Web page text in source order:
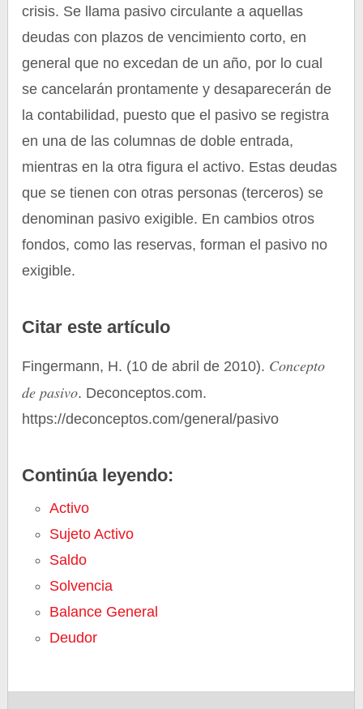
crisis. Se llama pasivo circulante a aquellas
deudas con plazos de vencimiento corto, en
general que no excedan de un año, por lo cual
se cancelarán prontamente y desaparecerán de
la contabilidad, puesto que el pasivo se registra
en una de las columnas de doble entrada,
mientras en la otra figura el activo. Estas deudas
que se tienen con otras personas (terceros) se
denominan pasivo exigible. En cambios otros
fondos, como las reservas, forman el pasivo no
exigible.
Citar este artículo
Fingermann, H. (10 de abril de 2010). Concepto
de pasivo. Deconceptos.com.
https://deconceptos.com/general/pasivo
Continúa leyendo:
Activo
Sujeto Activo
Saldo
Solvencia
Balance General
Deudor